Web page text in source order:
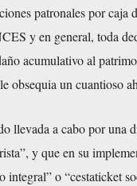
patronales por caja
y en general, toda
acumulativo al
obsequia un cuantioso
llevada a cabo por una
y que en su
o “cestaticket